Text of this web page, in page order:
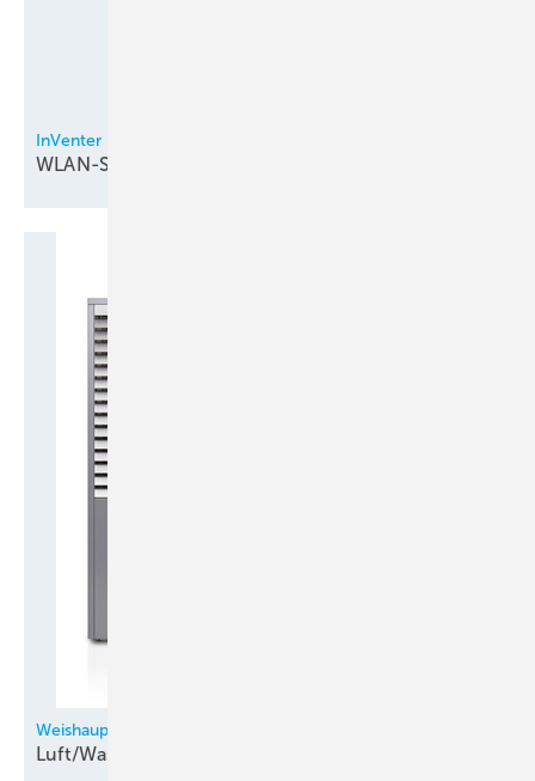
InVenter
WLAN-Steuerung bei
Weishaupt
Luft/Wasser-Aeroblock